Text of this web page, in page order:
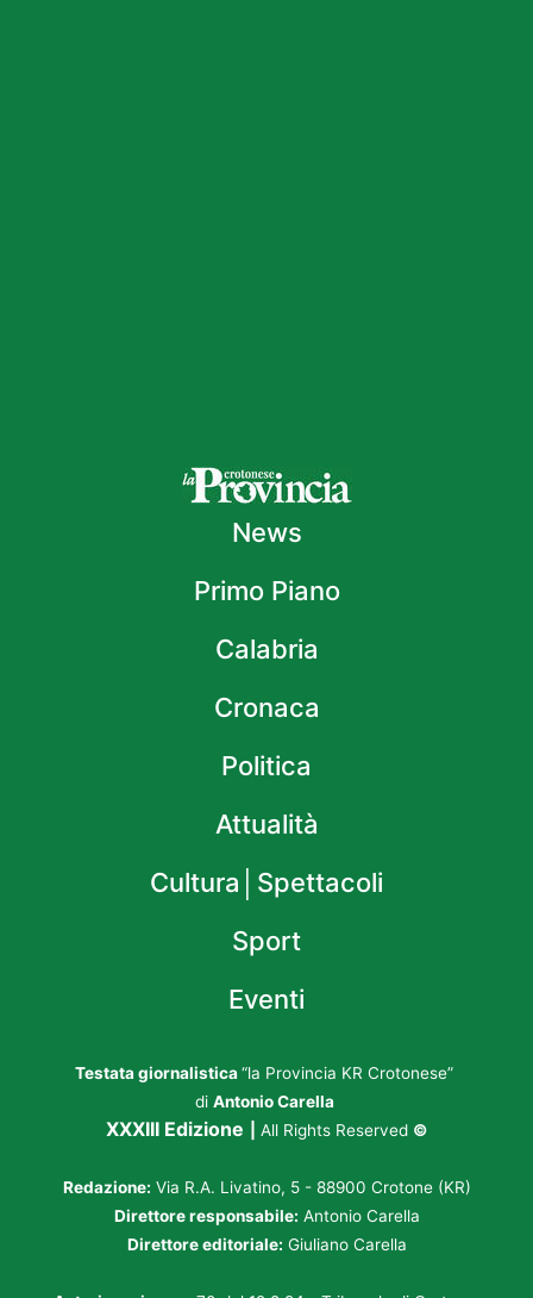
News
Primo Piano
Calabria
Cronaca
Politica
Attualità
Cultura│Spettacoli
Sport
Eventi
Testata giornalistica “la Provincia KR Crotonese”
di Antonio Carella
XXXIII Edizione All Rights Reserved ©
Redazione: Via R.A. Livatino, 5 - 88900 Crotone (KR)
Direttore responsabile: Antonio Carella
Direttore editoriale: Giuliano Carella